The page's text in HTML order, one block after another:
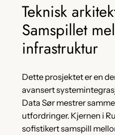
Teknisk
Samspillet
infrastruktur
Dette prosjektet er en
avansert
Data Sør mestrer
utfordringer. Kjernen i
sofistikert samspill